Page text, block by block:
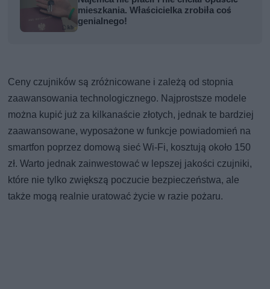
mieszkania. Właścicielka zrobiła coś
genialnego!
Ceny czujników są zróżnicowane i zależą od stopnia
zaawansowania technologicznego. Najprostsze modele
można kupić już za kilkanaście złotych, jednak te bardziej
zaawansowane, wyposażone w funkcje powiadomień na
smartfon poprzez domową sieć Wi-Fi, kosztują około 150
zł. Warto jednak zainwestować w lepszej jakości czujniki,
które nie tylko zwiększą poczucie bezpieczeństwa, ale
także mogą realnie uratować życie w razie pożaru.